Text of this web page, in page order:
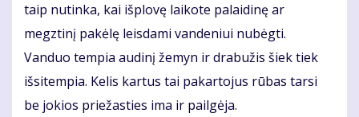
taip nutinka, kai išplovę laikote palaidinę ar
megztinį pakėlę leisdami vandeniui nubėgti.
Vanduo tempia audinį žemyn ir drabužis šiek tiek
išsitempia. Kelis kartus tai pakartojus rūbas tarsi
be jokios priežasties ima ir pailgėja.